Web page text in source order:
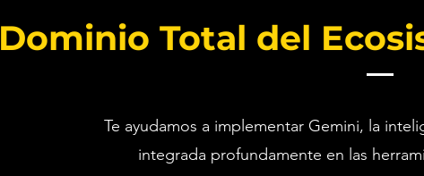
Dominio Total del
Te ayudamos a implementar Gemini, la
integrada profundamente en las